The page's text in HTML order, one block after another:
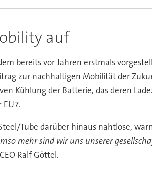
auf
bereits vor Jahren erstmals
zur nachhaltigen Mobilität der
Kühlung der Batterie, das deren
Tube darüber hinaus nahtlose,
mehr sind wir uns unserer
Ralf Göttel.